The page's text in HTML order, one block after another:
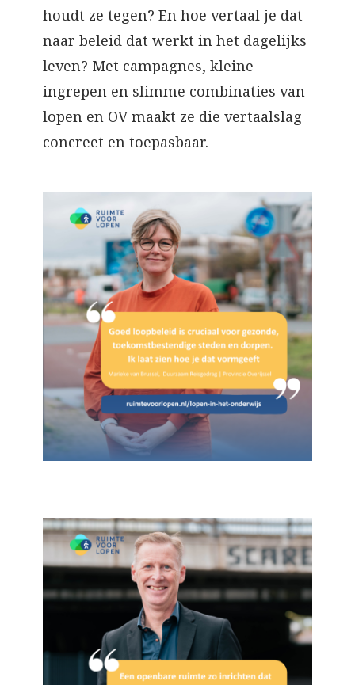
houdt ze tegen? En hoe vertaal je dat
naar beleid dat werkt in het dagelijks
leven? Met campagnes, kleine
ingrepen en slimme combinaties van
lopen en OV maakt ze die vertaalslag
concreet en toepasbaar.